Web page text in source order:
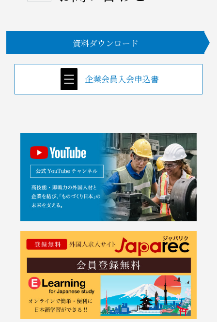
資料ダウンロード
企業会員入会申込書